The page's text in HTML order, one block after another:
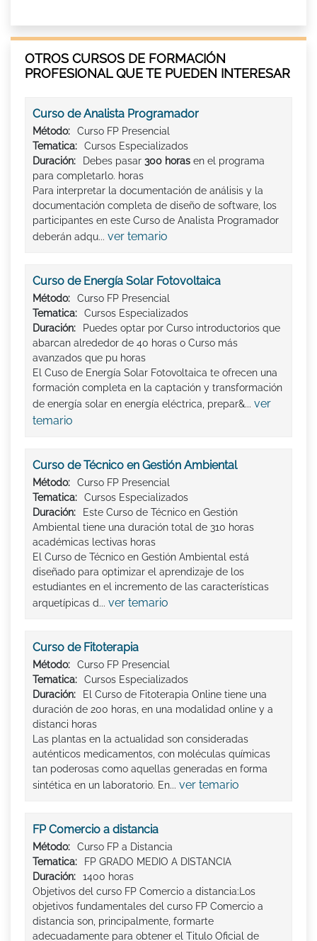
OTROS CURSOS DE FORMACIÓN
PROFESIONAL QUE TE PUEDEN INTERESAR
Curso de Analista Programador
Método:
Curso FP Presencial
Tematica:
Cursos Especializados
Duración:
Debes pasar 300 horas en el programa
para completarlo. horas
Para interpretar la documentación de análisis y la
documentación completa de diseño de software, los
participantes en este Curso de Analista Programador
deberán adqu... ver temario
Curso de Energía Solar Fotovoltaica
Método:
Curso FP Presencial
Tematica:
Cursos Especializados
Duración:
Puedes optar por Curso introductorios que
abarcan alrededor de 40 horas o Curso más
avanzados que pu horas
El Cuso de Energía Solar Fotovoltaica te ofrecen una
formación completa en la captación y transformación
de energía solar en energía eléctrica, prepar&... ver
temario
Curso de Técnico en Gestión Ambiental
Método:
Curso FP Presencial
Tematica:
Cursos Especializados
Duración:
Este Curso de Técnico en Gestión
Ambiental tiene una duración total de 310 horas
académicas lectivas horas
El Curso de Técnico en Gestión Ambiental está
diseñado para optimizar el aprendizaje de los
estudiantes en el incremento de las características
arquetípicas d... ver temario
Curso de Fitoterapia
Método:
Curso FP Presencial
Tematica:
Cursos Especializados
Duración:
El Curso de Fitoterapia Online tiene una
duración de 200 horas, en una modalidad online y a
distanci horas
Las plantas en la actualidad son consideradas
auténticos medicamentos, con moléculas químicas
tan poderosas como aquellas generadas en forma
sintética en un laboratorio. En... ver temario
FP Comercio a distancia
Método:
Curso FP a Distancia
Tematica:
FP GRADO MEDIO A DISTANCIA
Duración:
1400 horas
Objetivos del curso FP Comercio a distancia:Los
objetivos fundamentales del curso FP Comercio a
distancia son, principalmente, formarte
adecuadamente para obtener el Titulo Oficial de